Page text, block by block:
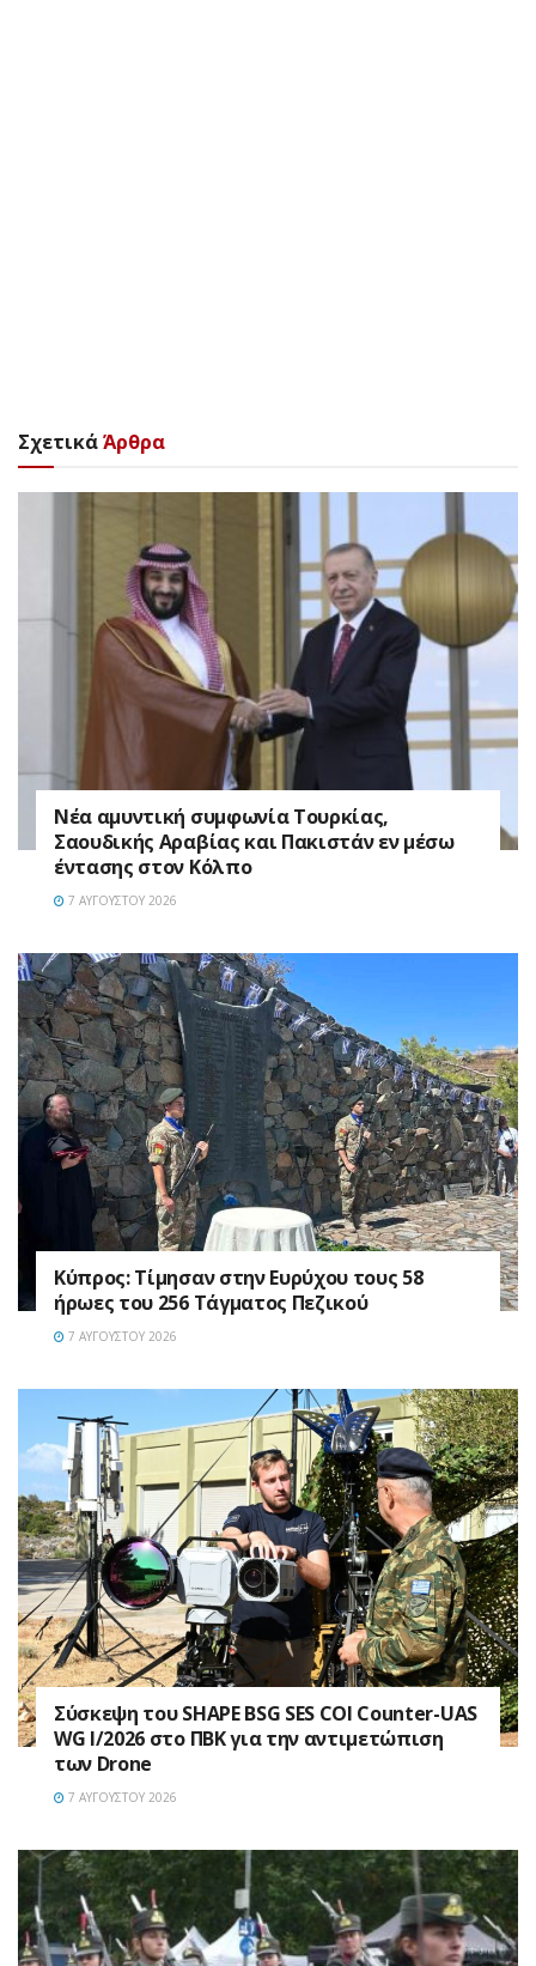
ΣχετικάΆρθρα
Νέα αμυντική συμφωνία Τουρκίας,
Σαουδικής Αραβίας και Πακιστάν εν μέσω
έντασης στον Κόλπο
7 ΑΥΓΟΎΣΤΟΥ 2026
Κύπρος: Τίμησαν στην Ευρύχου τους 58
ήρωες του 256 Τάγματος Πεζικού
7 ΑΥΓΟΎΣΤΟΥ 2026
Σύσκεψη του SHAPE BSG SES COI Counter-UAS
WG I/2026 στο ΠΒΚ για την αντιμετώπιση
των Drone
7 ΑΥΓΟΎΣΤΟΥ 2026